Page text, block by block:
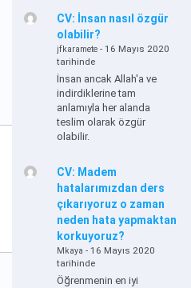
CV: İnsan nasıl özgür
olabilir?
jfkaramete - 16 Mayıs 2020
tarihinde
İnsan ancak Allah'a ve
indirdiklerine tam
anlamıyla her alanda
teslim olarak özgür
olabilir.
CV: Madem
hatalarımızdan ders
çıkarıyoruz o zaman
neden hata yapmaktan
korkuyoruz?
Mkaya - 16 Mayıs 2020
tarihinde
Öğrenmenin en iyi